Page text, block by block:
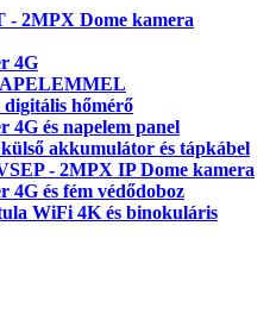
2MPX Dome kamera
4G
hőmérő
4G és napelem panel
akkumulátor és tápkábel
- 2MPX IP Dome kamera
4G és fém védődoboz
WiFi 4K és binokuláris